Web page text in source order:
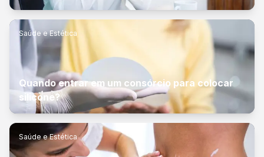
Saúde e Estética
Quando entrar em um consórcio para colocar
silicone?
Saúde e Estética